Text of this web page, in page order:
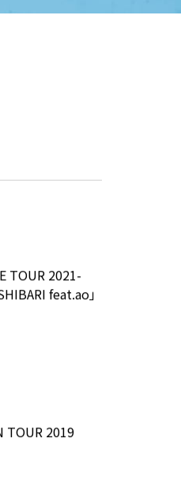
TOUR 2021-
feat.ao」
TOUR 2019